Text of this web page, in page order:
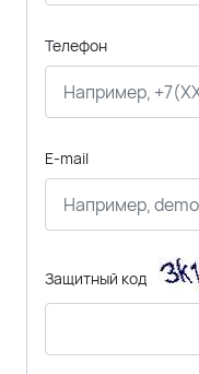
Телефон
E-mail
Защитный код